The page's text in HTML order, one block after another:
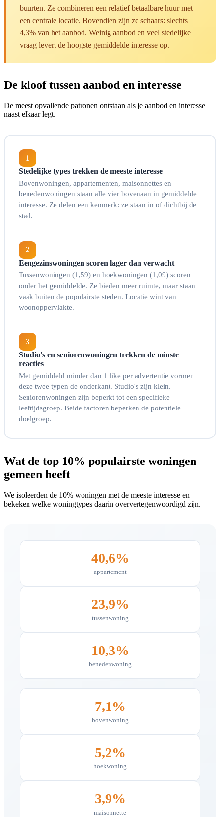
buurten. Ze combineren een relatief betaalbare huur met
een centrale locatie. Bovendien zijn ze schaars: slechts
4,3% van het aanbod. Weinig aanbod en veel stedelijke
vraag levert de hoogste gemiddelde interesse op.
De kloof tussen aanbod en interesse
De meest opvallende patronen ontstaan als je aanbod en interesse
naast elkaar legt.
1
Stedelijke types trekken de meeste interesse
Bovenwoningen, appartementen, maisonnettes en
benedenwoningen staan alle vier bovenaan in gemiddelde
interesse. Ze delen een kenmerk: ze staan in of dichtbij de
stad.
2
Eengezinswoningen scoren lager dan verwacht
Tussenwoningen (1,59) en hoekwoningen (1,09) scoren
onder het gemiddelde. Ze bieden meer ruimte, maar staan
vaak buiten de populairste steden. Locatie wint van
woonoppervlakte.
3
Studio's en seniorenwoningen trekken de minste
reacties
Met gemiddeld minder dan 1 like per advertentie vormen
deze twee typen de onderkant. Studio's zijn klein.
Seniorenwoningen zijn beperkt tot een specifieke
leeftijdsgroep. Beide factoren beperken de potentiele
doelgroep.
Wat de top 10% populairste woningen
gemeen heeft
We isoleerden de 10% woningen met de meeste interesse en
bekeken welke woningtypes daarin oververtegenwoordigd zijn.
40,6%
appartement
23,9%
tussenwoning
10,3%
benedenwoning
7,1%
bovenwoning
5,2%
hoekwoning
3,9%
maisonnette